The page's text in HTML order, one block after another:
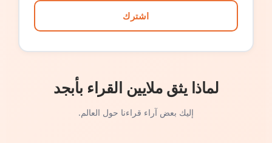
اشترك
لماذا يثق ملايين القراء بأبجد
إليك بعض آراء قراءنا حول العالم.